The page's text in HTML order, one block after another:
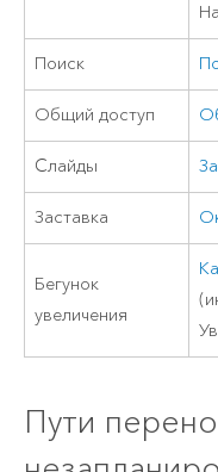
Поиск
Общий доступ
Cлайды
Заставка
Бегунок
увеличения
Пути